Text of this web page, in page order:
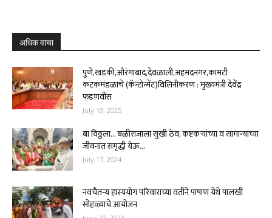
अधिक वाचा
पुणे,खडकी,औरंगाबाद,देवळाली,अहमदनगर,कामटी
कटकमंडळाचे (कॅन्टोन्मेंट)विलिनीकरण : मुख्यमंत्री देवेंद्र
फडणवीस
July 10, 2025
बा विठ्ठला… बळीराजाला सुखी ठेव, कष्टकऱ्यांच्या व सामान्यांच्या
जीवनात समृद्धी येऊ...
July 17, 2024
नवचैतन्य हास्ययोग परिवाराच्या वतीने पाषाण येथे पालखी
सोहळ्याचे आयोजन